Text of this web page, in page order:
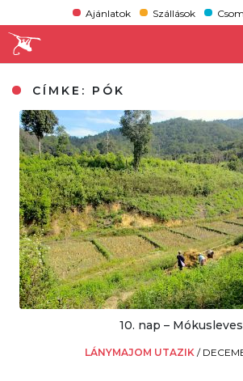
Ajánlatok Szállások
CÍMKE: PÓK
10. nap – Mókusleves
LÁNYMAJOM UTAZIK /